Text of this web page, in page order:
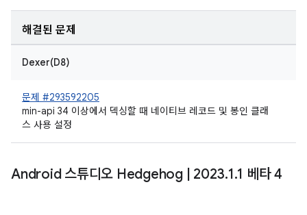
해결된 문제
Dexer(D8)
문제 #293592205
min-api 34 이상에서 덱싱할 때 네이티브 레코드 및 봉인 클래
스 사용 설정
Android 스튜디오 Hedgehog 2023.1.1 베타 4